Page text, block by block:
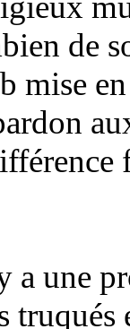
de
mise
a une